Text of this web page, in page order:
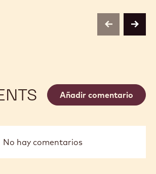
previousnext
Añadir comentario
No hay comentarios